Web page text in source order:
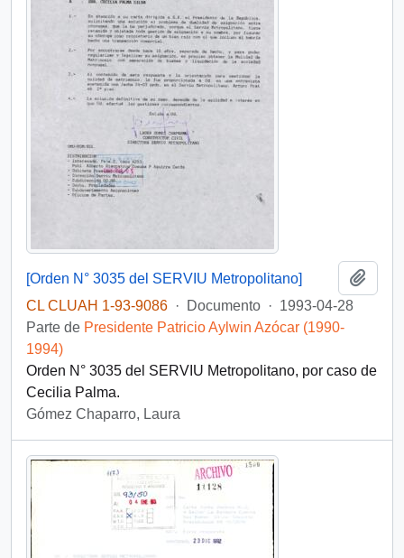
[Orden N° 3035 del SERVIU Metropolitano]
CL CLUAH 1-93-9086 · Documento · 1993-04-28
Parte de Presidente Patricio Aylwin Azócar (1990-
1994)
Orden N° 3035 del SERVIU Metropolitano, por caso de
Cecilia Palma.
Gómez Chaparro, Laura